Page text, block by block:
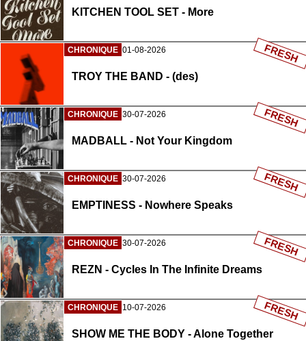
KITCHEN TOOL SET - More
CHRONIQUE 01-08-2026
TROY THE BAND - (des)
FRESH
CHRONIQUE 30-07-2026
MADBALL - Not Your Kingdom
FRESH
CHRONIQUE 30-07-2026
EMPTINESS - Nowhere Speaks
FRESH
CHRONIQUE 30-07-2026
REZN - Cycles In The Infinite Dreams
FRESH
CHRONIQUE 10-07-2026
SHOW ME THE BODY - Alone Together
FRESH